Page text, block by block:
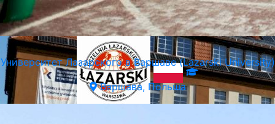
Университет Лазарского в Варшаве (Lazarski University)
Варшава, Польша